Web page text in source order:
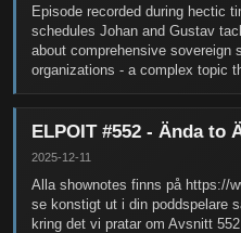
Episode recorded during hectic
schedules Johan and Gustav
about comprehensive sovereign
organizations - a complex topic
ELPOIT #552 - Ända to
2025-12-11
Alla shownotes finns på https://
se konstigt ut i din poddspelare
kring det vi pratar om Avsnitt